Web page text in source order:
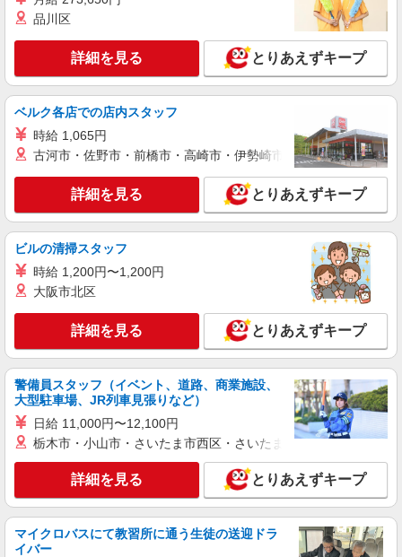
い・週払い可能（規程有）★ ゜・。○。・゜
詳細を見る
紹介予定派遣
株式会社シエロ
【softbank】の携帯販売スタッフ
時給1450円〜 ※残業代支給 ★交通費別途支給
+゜ 入社祝い金10万円支給(規定有) お友達を紹介
頂くと, インセンティブ支給(規定有) ★月2回払
い・週払い可能（規程有）★ ゜・。○。・゜
+゜・。○。・゜+゜
東京都品川区のsoftbankショップ
キープ 詳細を見る
派遣社員 紹介予定派遣
【softbank】人気機種に詳しくなれる携帯販
時給1600円〜 ※残業代支給 ★交通費別途支給
（規定あり） ゜+゜・。○。・゜+゜・。○。・゜
+゜ 入社祝い金10万円支給(規定有) お友達を紹介
頂くと, インセンティブ支給(規定有) ★月2回払
い・週払い可能（規程有）★ ゜・。○。・゜
+゜・。○。・゜+゜
東京都品川区のsoftbankショップ
キープ 詳細を見る
派遣社員 紹介予定派遣
【楽天モバイル】の携帯販売スタッフ
月給265500円〜 ※残業代支給 ★交通費別途支
給（規定あり） ゜+゜・。○。・゜+゜・。
○。・゜+゜ 入社祝い金10万円支給(規定有) お友達
を紹介頂くと, インセンティブ支給(規定有) ゜・。
東京都品川区の楽天モバイルショップ
品川区
詳細を見る とりあえずキープ
ベルク各店での店内スタッフ
時給 1,065円
古河市・佐野市・前橋市・高崎市・伊勢崎市・太田市・館林市
詳細を見る とりあえずキープ
ビルの清掃スタッフ
時給 1,200円〜1,200円
大阪市北区
詳細を見る とりあえずキープ
警備員スタッフ（イベント、道路、商業施設、
大型駐車場、JR列車見張りなど）
日給 11,000円〜12,100円
栃木市・小山市・さいたま市西区・さいたま市岩槻区・久喜市・
詳細を見る とりあえずキープ
マイクロバスにて教習所に通う生徒の送迎ドラ
イバー